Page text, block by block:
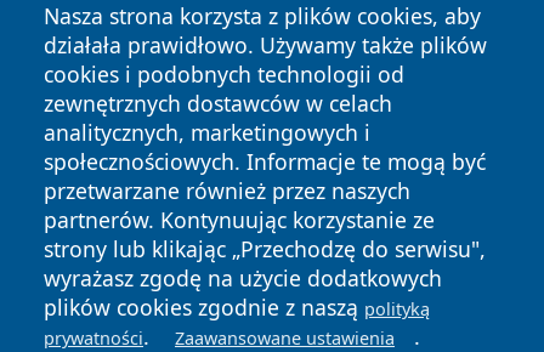
Nasza strona korzysta z plików cookies, aby
działała prawidłowo. Używamy także plików
cookies i podobnych technologii od
zewnętrznych dostawców w celach
analitycznych, marketingowych i
społecznościowych. Informacje te mogą być
przetwarzane również przez naszych
partnerów. Kontynuując korzystanie ze
strony lub klikając „Przechodzę do serwisu",
wyrażasz zgodę na użycie dodatkowych
plików cookies zgodnie z naszą polityką
prywatności. Zaawansowane ustawienia .
Copyright © 2026 wrotagrudziadza.pl Wszystkie prawa
zastrzeżone.
News Autorzy
Polityka
Prywatności
Polityka
Cookies